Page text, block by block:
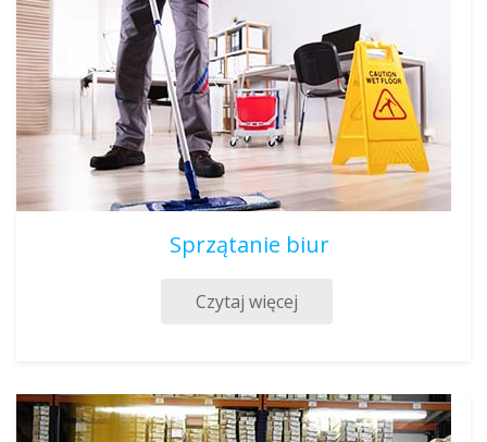
Sprzątanie biur
Czytaj więcej